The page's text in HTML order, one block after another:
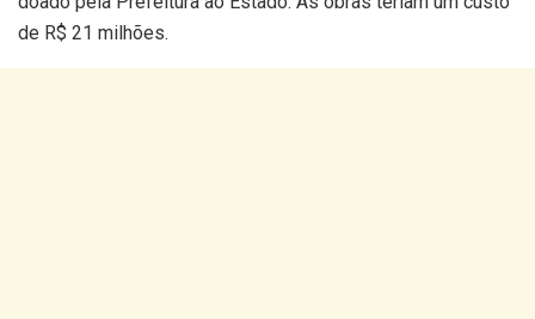
de R$ 21 milhões.